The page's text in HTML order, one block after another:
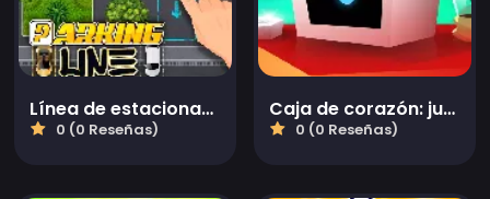
Línea de estacionamiento
0 (0 Reseñas)
Caja de corazón: juego de rompecabezas de física gratuito para niños y adultos
0 (0 Reseñas)